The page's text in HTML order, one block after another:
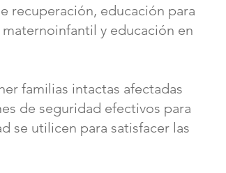
recuperación, educación para
y educación en
familias intactas afectadas
de seguridad efectivos para
se utilicen para satisfacer las